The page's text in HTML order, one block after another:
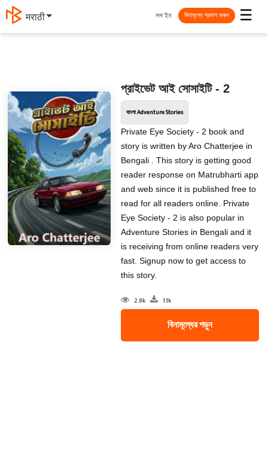
मराठी ☰
লগ ইন বিনামূল্যে প্রকাশ করুন
প্রাইভেট আই সোসাইটি - 2
বাংলা Adventure Stories
Private Eye Society - 2 book and
story is written by Aro Chatterjee in
Bengali . This story is getting good
reader response on Matrubharti app
and web since it is published free to
read for all readers online. Private
Eye Society - 2 is also popular in
Adventure Stories in Bengali and it
is receiving from online readers very
fast. Signup now to get access to
this story.
2.8k 1.1k
বিনামূল্যের পড়ুন